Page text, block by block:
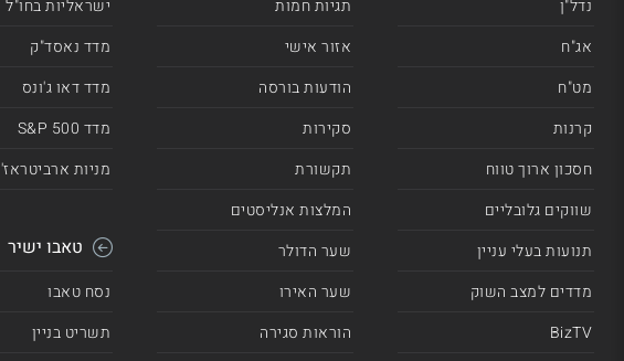
נדל"ן
אג"ח
מט"ח
קרנות
חסכון ארוך טווח
שווקים גלובליים
תנועות בעלי עניין
מדדים למצב השוק
BizTV
תגיות חמות
אזור אישי
הודעות בורסה
סקירות
תקשורת
המלצות אנליסטים
שער הדולר
שער האירו
הוראות סגירה
ישראליות בחו"ל
מדד נאסד"ק
מדד דאו ג'ונס
מדד 500 S&P
מניות ארביטראז'
טאבו ישיר
נסח טאבו
תשריט בניין